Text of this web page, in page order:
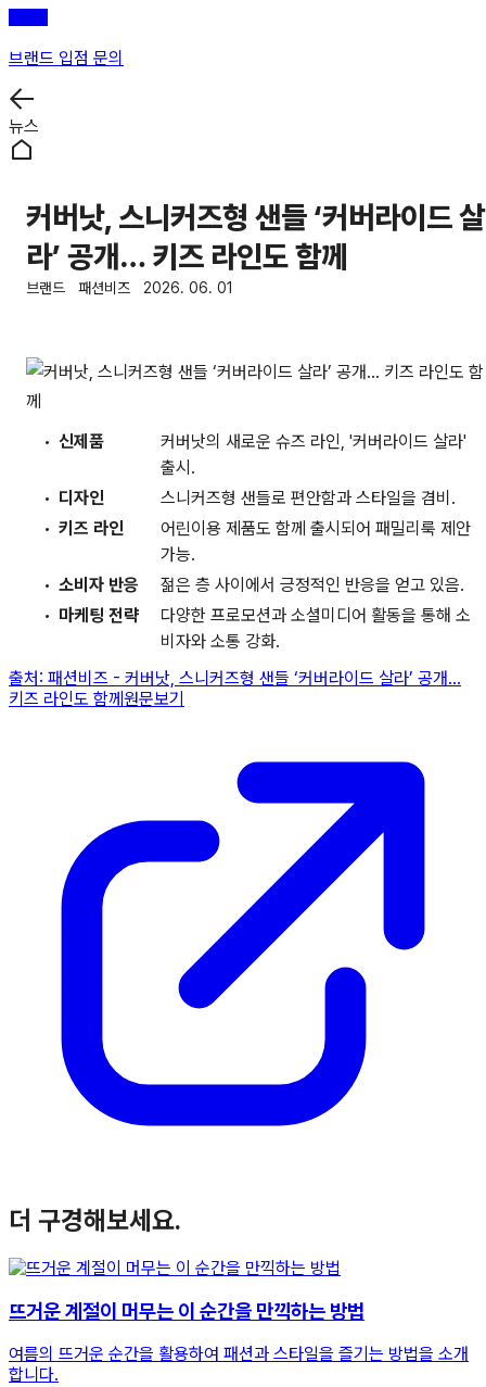
브랜드 입점 문의
뉴스
커버낫, 스니커즈형 샌들 ‘커버라이드 살
라’ 공개… 키즈 라인도 함께
브랜드 패션비즈 2026. 06. 01
신제품
커버낫의 새로운 슈즈 라인, '커버라이드 살라'
출시.
디자인
스니커즈형 샌들로 편안함과 스타일을 겸비.
키즈 라인
어린이용 제품도 함께 출시되어 패밀리룩 제안
가능.
소비자 반응
젊은 층 사이에서 긍정적인 반응을 얻고 있음.
마케팅 전략
다양한 프로모션과 소셜미디어 활동을 통해 소
비자와 소통 강화.
출처: 패션비즈 - 커버낫, 스니커즈형 샌들 ‘커버라이드 살라’ 공개…
키즈 라인도 함께원문보기
더 구경해보세요.
뜨거운 계절이 머무는 이 순간을 만끽하는 방법
여름의 뜨거운 순간을 활용하여 패션과 스타일을 즐기는 방법을 소개
합니다.